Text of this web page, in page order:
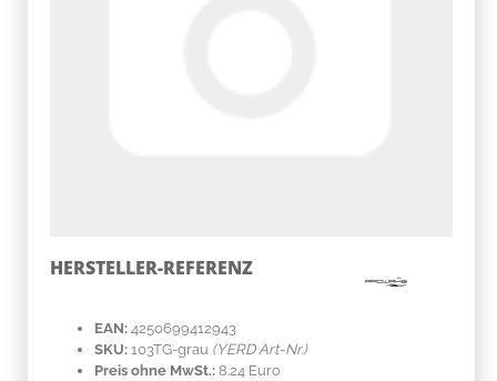
HERSTELLER-REFERENZ
EAN: 4250699412943
SKU: 103TG-grau (YERD Art-Nr.)
Preis ohne MwSt.: 8.24 Euro